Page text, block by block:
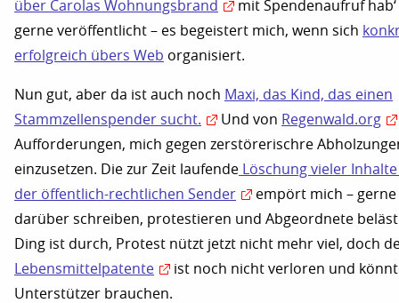
über Carolas Wohnungsbrand
mit Spendenaufruf
gerne veröffentlicht – es begeistert mich, wenn sich
erfolgreich übers Web organisiert.
Nun gut, aber da ist auch noch Maxi, das Kind, das einen
Stammzellenspender sucht.
Und von Regenwald.org
Aufforderungen, mich gegen zerstörerischre
einzusetzen. Die zur Zeit laufende Löschung vieler
der öffentlich-rechtlichen Sender
empört mich –
darüber schreiben, protestieren und Abgeordnete
Ding ist durch, Protest nützt jetzt nicht mehr viel, doch
Lebensmittelpatente
ist noch nicht verloren und
Unterstützer brauchen.